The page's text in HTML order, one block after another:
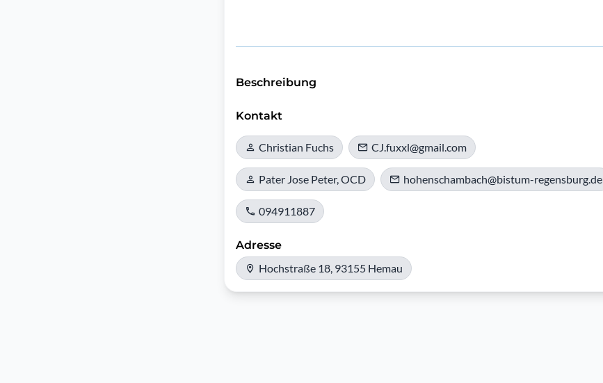
Beschreibung
Kontakt
Christian Fuchs CJ.fuxxl@gmail.com
Pater Jose Peter, OCD hohenschambach@bistum-regensburg.de
094911887
Adresse
Hochstraße 18, 93155 Hemau